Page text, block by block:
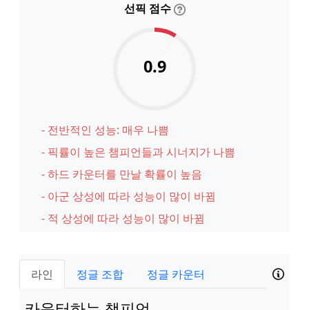
선픽 점수
0.9
- 전반적인 성능: 매우 나쁨
- 픽률이 높은 챔피언들과 시너지가 나쁨
- 하드 카운터를 만날 확률이 높음
- 아군 상성에 따라 성능이 많이 바뀜
- 적 상성에 따라 성능이 많이 바뀜
라인 정글 조합 정글 카운터